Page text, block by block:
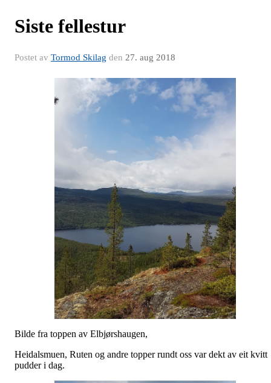
Siste fellestur
Postet av Tormod Skilag den 27. aug 2018
Bilde fra toppen av Elbjørshaugen,
Heidalsmuen, Ruten og andre topper rundt oss var dekt av eit kvitt
pudder i dag.